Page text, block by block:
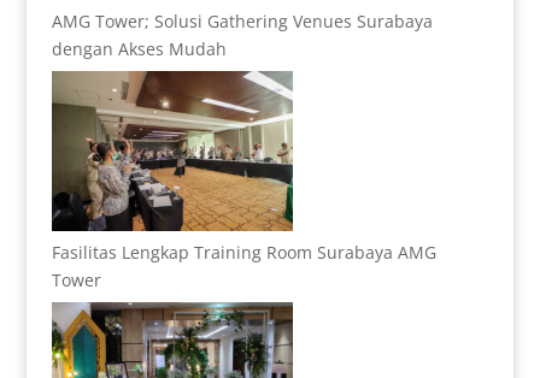
AMG Tower; Solusi Gathering Venues Surabaya
dengan Akses Mudah
Fasilitas Lengkap Training Room Surabaya AMG
Tower